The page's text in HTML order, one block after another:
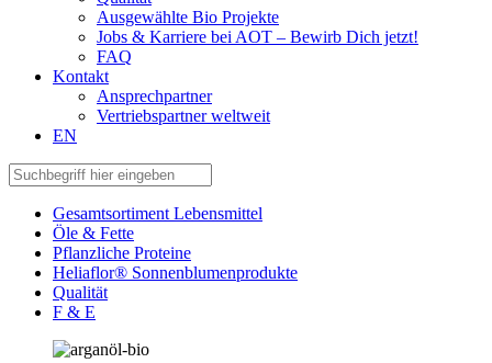
Ausgewählte Bio Projekte
Jobs & Karriere bei AOT – Bewirb Dich jetzt!
FAQ
Kontakt
Ansprechpartner
Vertriebspartner weltweit
EN
Gesamtsortiment Lebensmittel
Öle & Fette
Pflanzliche Proteine
Heliaflor® Sonnenblumenprodukte
Qualität
F & E